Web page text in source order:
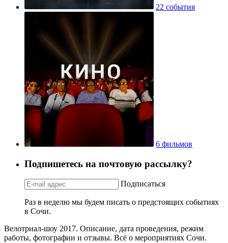
22 события
6 фильмов
Подпишетесь на почтовую рассылку?
Подписаться
Раз в неделю мы будем писать о предстоящих событиях
в Сочи.
Велотриал-шоу 2017. Описание, дата проведения, режим
работы, фотографии и отзывы. Всё о мероприятиях Сочи.